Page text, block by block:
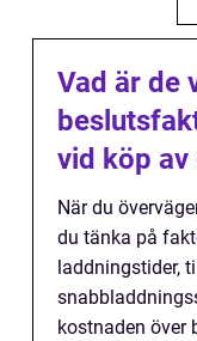
Vad är de
vid köp av
När du
du tänka på
laddningstider,
kostnaden över